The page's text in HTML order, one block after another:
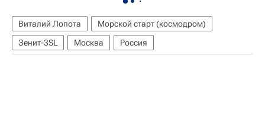
Виталий Лопота
Морской старт (космодром)
Зенит-3SL
Москва Россия